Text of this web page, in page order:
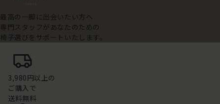
最高の一脚に出会いたい方へ
専門スタッフがあなたのための
椅子選びをサポートいたします。
3,980円以上の
ご購入で
送料無料